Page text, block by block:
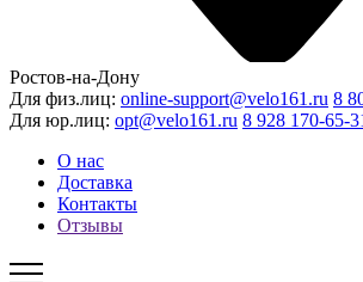
Ростов-на-Дону
Для физ.лиц: online-support@velo161.ru 8
Для юр.лиц: opt@velo161.ru 8 928 170-65-
О нас
Доставка
Контакты
Отзывы